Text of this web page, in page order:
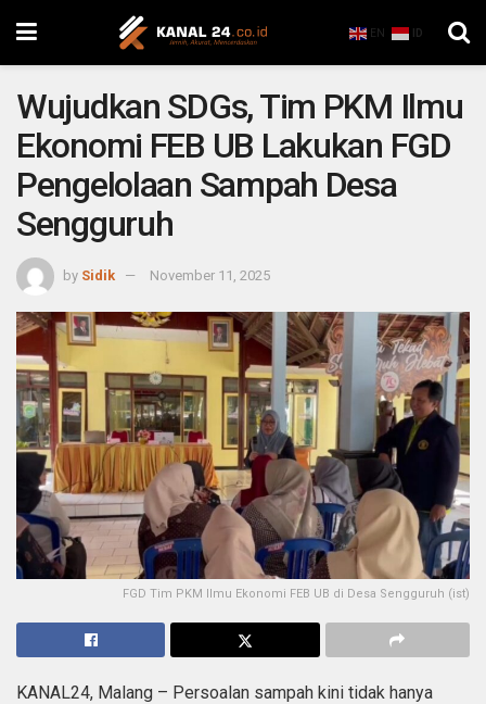
EN ID
Wujudkan SDGs, Tim PKM Ilmu
Ekonomi FEB UB Lakukan FGD
Pengelolaan Sampah Desa
Sengguruh
by Sidik November 11, 2025
FGD Tim PKM Ilmu Ekonomi FEB UB di Desa Sengguruh (ist)
KANAL24, Malang – Persoalan sampah kini tidak hanya